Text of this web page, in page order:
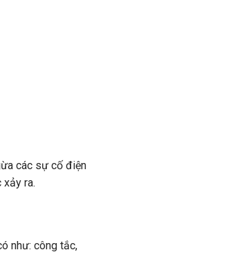
các sự cố điện
ra.
như: công tắc,